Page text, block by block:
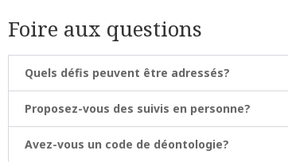
Foire aux questions
Quels défis peuvent être adressés?
Proposez-vous des suivis en personne?
Avez-vous un code de déontologie?